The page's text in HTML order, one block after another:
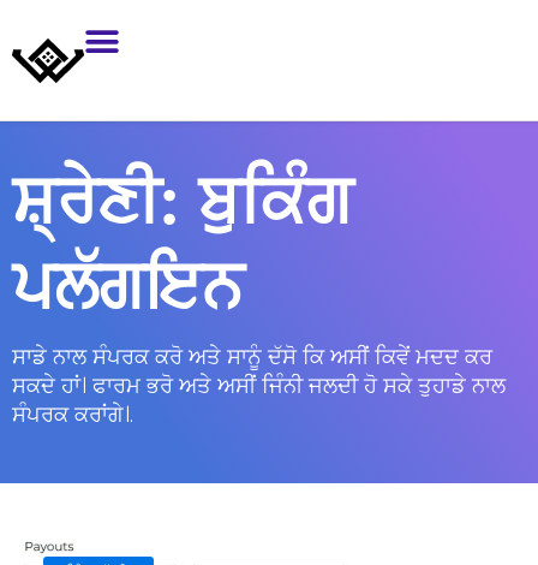
ਸ਼੍ਰੇਣੀ:ਬੁਕਿੰਗ
ਪਲੱਗਇਨ
ਸਾਡੇ ਨਾਲ ਸੰਪਰਕ ਕਰੋ ਅਤੇ ਸਾਨੂੰ ਦੱਸੋ ਕਿ ਅਸੀਂ ਕਿਵੇਂ ਮਦਦ ਕਰ
ਸਕਦੇ ਹਾਂ। ਫਾਰਮ ਭਰੋ ਅਤੇ ਅਸੀਂ ਜਿੰਨੀ ਜਲਦੀ ਹੋ ਸਕੇ ਤੁਹਾਡੇ ਨਾਲ
ਸੰਪਰਕ ਕਰਾਂਗੇ।.